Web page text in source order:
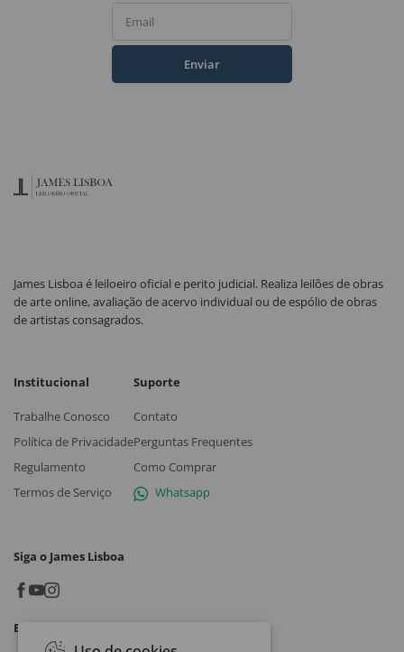
Email
Enviar
James Lisboa é leiloeiro oficial e perito judicial. Realiza leilões de obras
de arte online, avaliação de acervo individual ou de espólio de obras
de artistas consagrados.
Institucional
Trabalhe Conosco
Política de Privacidade
Regulamento
Termos de Serviço
Suporte
Contato
Perguntas Frequentes
Como Comprar
Whatsapp
Siga o James Lisboa
Baixe o App